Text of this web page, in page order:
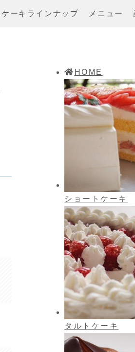
ケーキラインナップ メニュー
HOME
ショートケーキ
タルトケーキ